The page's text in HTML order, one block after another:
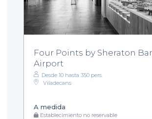
Four Points by Sheraton
Airport
Desde 10 hasta 350 pers.
Viladecans
A medida
Establecimiento no reservable